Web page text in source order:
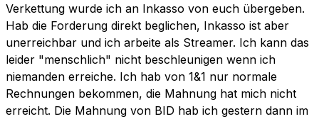
Verkettung wurde ich an Inkasso von euch übergeben.
Hab die Forderung direkt beglichen, Inkasso ist aber
unerreichbar und ich arbeite als Streamer. Ich kann das
leider "menschlich" nicht beschleunigen wenn ich
niemanden erreiche. Ich hab von 1&1 nur normale
Rechnungen bekommen, die Mahnung hat mich nicht
erreicht. Die Mahnung von BID hab ich gestern dann im